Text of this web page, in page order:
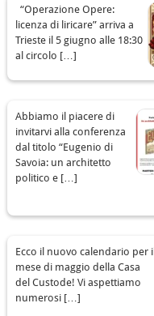
“Operazione Opere:
licenza di liricare” arriva a
Trieste il 5 giugno alle 18:30
al circolo […]
Abbiamo il piacere di
invitarvi alla conferenza
dal titolo “Eugenio di
Savoia: un architetto
politico e […]
Ecco il nuovo calendario per il
mese di maggio della Casa
del Custode! Vi aspettiamo
numerosi […]